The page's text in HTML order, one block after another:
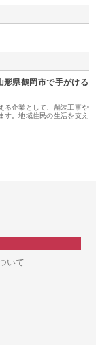
形県鶴岡市で手がける
る企業として、舗装工事や
す。地域住民の生活を支え
いて